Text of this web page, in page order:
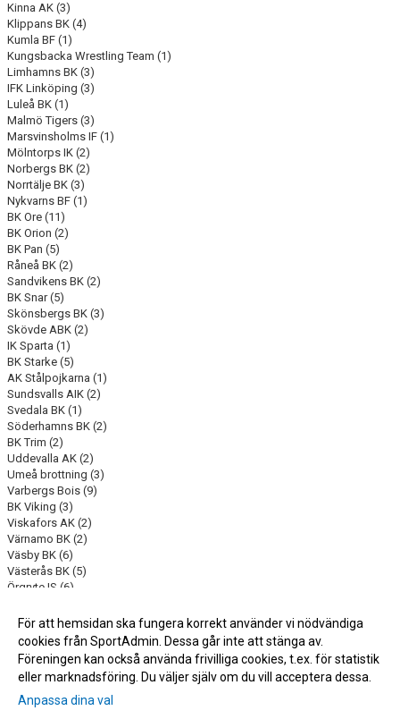
Kinna AK (3)
Klippans BK (4)
Kumla BF (1)
Kungsbacka Wrestling Team (1)
Limhamns BK (3)
IFK Linköping (3)
Luleå BK (1)
Malmö Tigers (3)
Marsvinsholms IF (1)
Mölntorps IK (2)
Norbergs BK (2)
Norrtälje BK (3)
Nykvarns BF (1)
BK Ore (11)
BK Orion (2)
BK Pan (5)
Råneå BK (2)
Sandvikens BK (2)
BK Snar (5)
Skönsbergs BK (3)
Skövde ABK (2)
IK Sparta (1)
BK Starke (5)
AK Stålpojkarna (1)
Sundsvalls AIK (2)
Svedala BK (1)
Söderhamns BK (2)
BK Trim (2)
Uddevalla AK (2)
Umeå brottning (3)
Varbergs Bois (9)
BK Viking (3)
Viskafors AK (2)
Värnamo BK (2)
Väsby BK (6)
Västerås BK (5)
Örgryte IS (6)
Östervåla AK (3)
För att hemsidan ska fungera korrekt använder vi nödvändiga
cookies från SportAdmin. Dessa går inte att stänga av.
Föreningen kan också använda frivilliga cookies, t.ex. för statistik
eller marknadsföring. Du väljer själv om du vill acceptera dessa.
Anpassa dina val